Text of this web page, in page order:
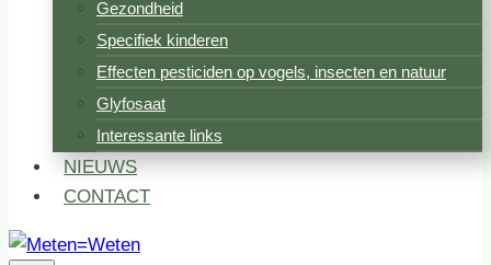
Gezondheid
Specifiek kinderen
Effecten pesticiden op vogels, insecten en natuur
Glyfosaat
Interessante links
NIEUWS
CONTACT